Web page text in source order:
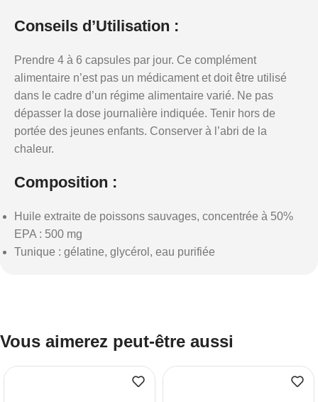
Conseils d’Utilisation :
Prendre 4 à 6 capsules par jour. Ce complément
alimentaire n’est pas un médicament et doit être utilisé
dans le cadre d’un régime alimentaire varié. Ne pas
dépasser la dose journalière indiquée. Tenir hors de
portée des jeunes enfants. Conserver à l’abri de la
chaleur.
Composition :
Huile extraite de poissons sauvages, concentrée à 50%
EPA : 500 mg
Tunique : gélatine, glycérol, eau purifiée
Vous aimerez peut-être aussi